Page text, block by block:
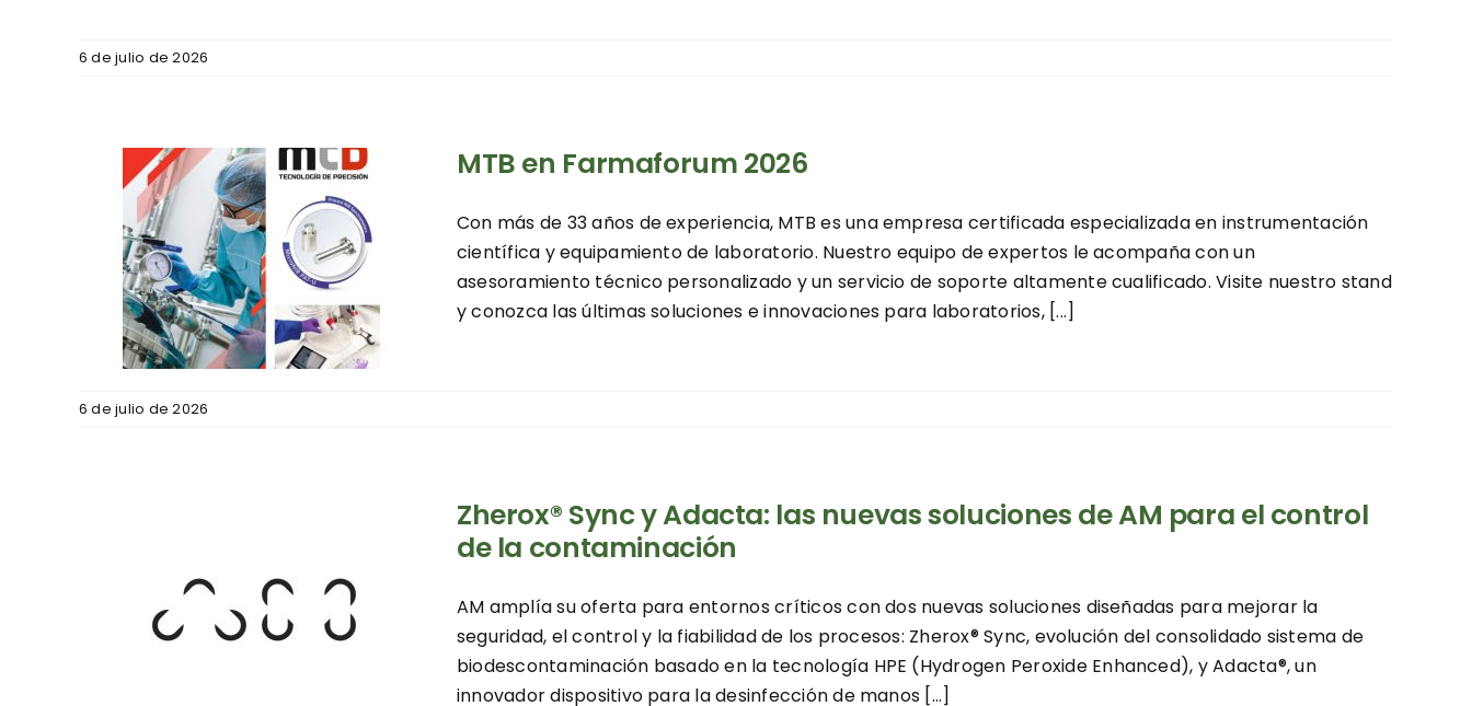
6 de julio de 2026
MTB en Farmaforum 2026
Con más de 33 años de experiencia, MTB es una empresa certificada especializada en instrumentación
científica y equipamiento de laboratorio. Nuestro equipo de expertos le acompaña con un
asesoramiento técnico personalizado y un servicio de soporte altamente cualificado. Visite nuestro stand
y conozca las últimas soluciones e innovaciones para laboratorios, [...]
6 de julio de 2026
Zherox® Sync y Adacta: las nuevas soluciones de AM para el control
de la contaminación
AM amplía su oferta para entornos críticos con dos nuevas soluciones diseñadas para mejorar la
seguridad, el control y la fiabilidad de los procesos: Zherox® Sync, evolución del consolidado sistema de
biodescontaminación basado en la tecnología HPE (Hydrogen Peroxide Enhanced), y Adacta®, un
innovador dispositivo para la desinfección de manos [...]